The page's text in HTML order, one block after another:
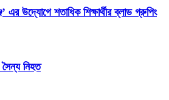
এর উদ্যোগে শতাধিক শিক্ষার্থীর ব্লাড গ্রুপিং
সৈন্য নিহত